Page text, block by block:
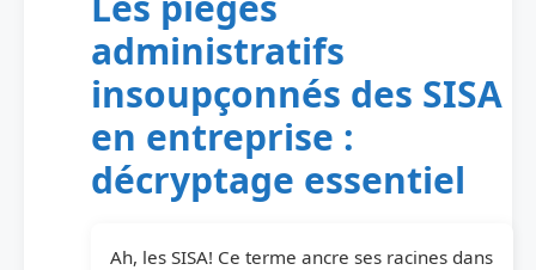
administratifs
insoupçonnés des SISA
en entreprise :
décryptage essentiel
Ah, les SISA! Ce terme ancre ses racines dans